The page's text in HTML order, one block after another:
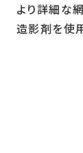
より詳細な
造影剤を使